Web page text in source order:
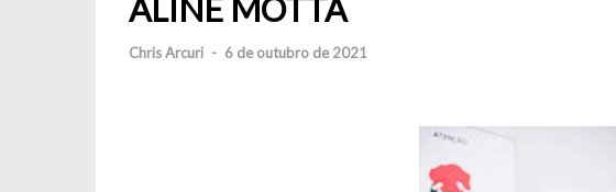
ALINE MOTTA
Chris Arcuri - 6 de outubro de 2021